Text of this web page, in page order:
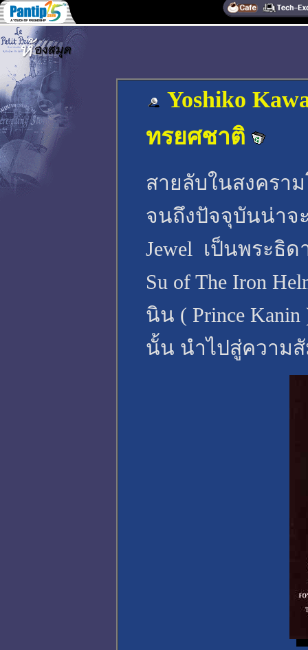
Yoshiko
ทรยศชาติ
สายลับในสงครา
จนถึงปัจจุบันน่าจะ
Jewel เป็นพระธิ
Su of The Iron
นิน ( Prince
นั้น นำไปสู่ความสั